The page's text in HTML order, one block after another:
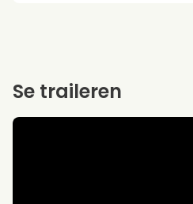
Se traileren